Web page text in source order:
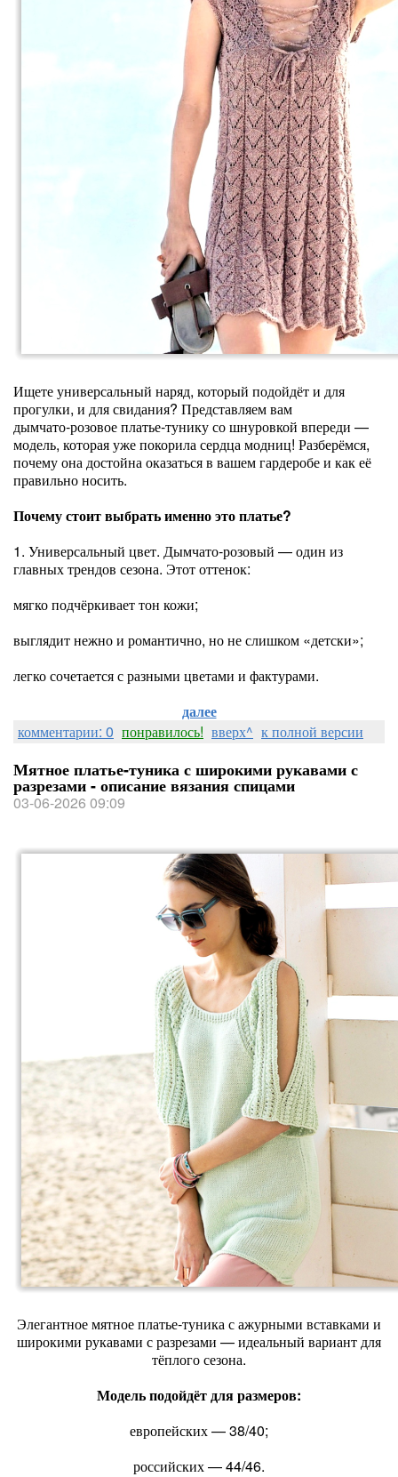
Ищете универсальный наряд, который подойдёт и для
прогулки, и для свидания? Представляем вам
дымчато‑розовое платье‑тунику со шнуровкой впереди —
модель, которая уже покорила сердца модниц! Разберёмся,
почему она достойна оказаться в вашем гардеробе и как её
правильно носить.
Почему стоит выбрать именно это платье?
1. Универсальный цвет. Дымчато‑розовый — один из
главных трендов сезона. Этот оттенок:
мягко подчёркивает тон кожи;
выглядит нежно и романтично, но не слишком «детски»;
легко сочетается с разными цветами и фактурами.
далее
комментарии: 0 понравилось! вверх^ к полной версии
Мятное платье-туника с широкими рукавами с
разрезами - описание вязания спицами
03-06-2026 09:09
Элегантное мятное платье‑туника с ажурными вставками и
широкими рукавами с разрезами — идеальный вариант для
тёплого сезона.
Модель подойдёт для размеров:
европейских — 38/40;
российских — 44/46.